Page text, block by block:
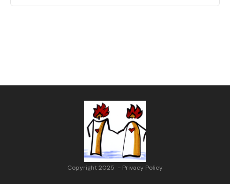
Copyright 2025 - Privacy Policy